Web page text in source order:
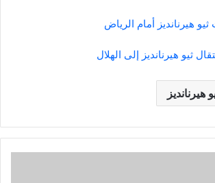
هيرنانديز أمام الرياض
ثيو هيرنانديز إلى الهلال
هيرنانديز